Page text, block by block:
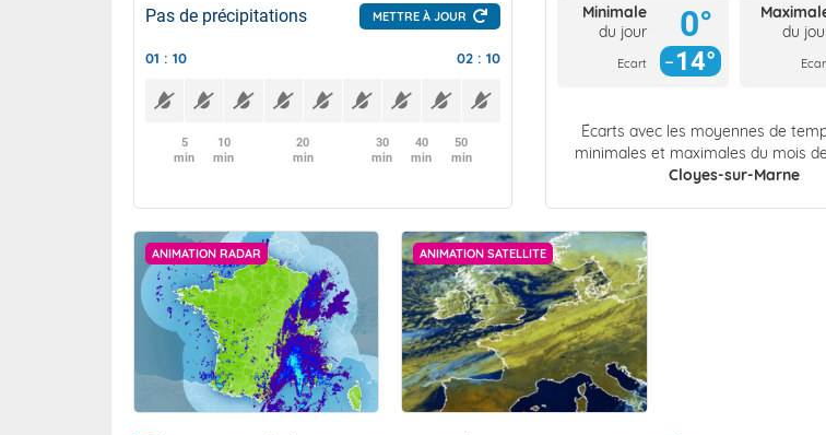
Pas de précipitations METTRE À JOUR
01 : 10 02 : 10
5
min
10
min
20
min
30
min
40
min
50
min
Minimale
du jour
Ecart
0°
14°
du
Écarts avec les moyennes de
minimales et maximales du mois de
Cloyes-sur-Marne
ANIMATION RADAR ANIMATION SATELLITE